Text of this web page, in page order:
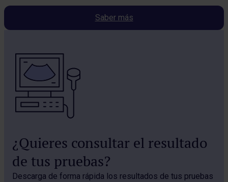
Saber más
¿Quieres consultar el resultado
de tus pruebas?
Descarga de forma rápida los resultados de tus pruebas